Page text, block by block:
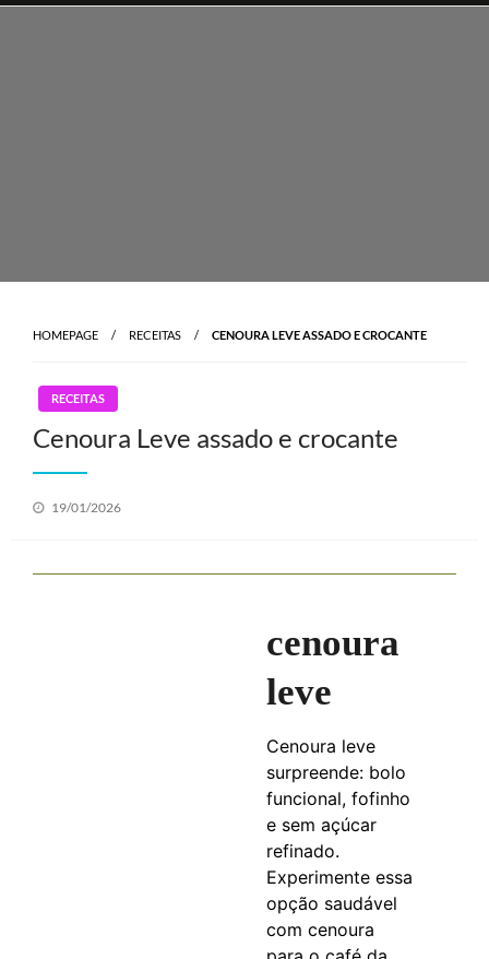
Skip
HOMEPAGE RECEITAS CENOURA LEVE ASSADO E CROCANTE
RECEITAS
Cenoura Leve assado e crocante
Posted
19/01/2026
cenoura
leve
Cenoura leve
surpreende: bolo
funcional, fofinho
e sem açúcar
refinado.
Experimente essa
opção saudável
com cenoura